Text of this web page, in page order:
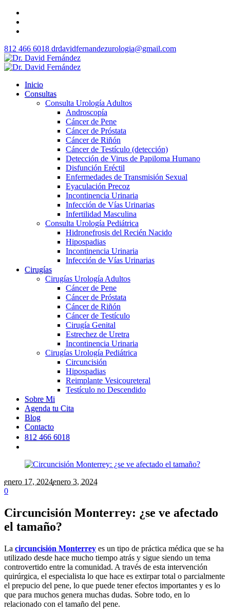
812 466 6018 drdavidfernandezurologia@gmail.com
Inicio
Consultas
Consulta Urología Adultos
Androscopía
Cáncer de Pene
Cáncer de Próstata
Cáncer de Riñón
Cáncer de Testículo (detección)
Detección de Virus de Papiloma Humano
Disfunción Eréctil
Enfermedades de Transmisión Sexual
Eyaculación Precoz
Incontinencia Urinaria
Infección de Vías Urinarias
Infertilidad Masculina
Consulta Urología Pediátrica
Hidronefrosis del Recién Nacido
Hipospadias
Incontinencia Urinaria
Infección de Vías Urinarias
Cirugías
Cirugías Urología Adultos
Cáncer de Pene
Cáncer de Próstata
Cáncer de Riñón
Cáncer de Testículo
Cirugía Genital
Estrechez de Uretra
Incontinencia Urinaria
Cirugías Urología Pediátrica
Circuncisión
Hipospadias
Reimplante Vesicoureteral
Testículo no Descendido
Sobre Mi
Agenda tu Cita
Blog
Contacto
812 466 6018
enero 17, 2024enero 3, 2024
0
Circuncisión Monterrey: ¿se ve afectado
el tamaño?
La circuncisión Monterrey es un tipo de práctica médica que se ha
utilizado desde hace mucho tiempo atrás y sigue siendo un tema
controvertido entre la comunidad. A través de esta intervención
quirúrgica, el especialista lo que hace es extirpar total o parcialmente
el prepucio del pene, lo que puede tener efectos importantes y es lo
que para muchos genera muchas dudas. Sobre todo, en lo
relacionado con el tamaño del pene.